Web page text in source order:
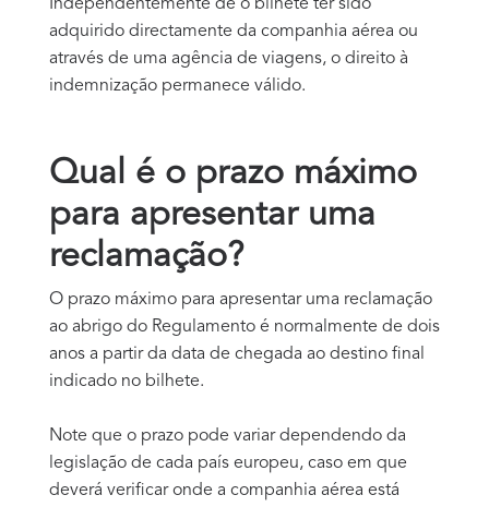
Independentemente de o bilhete ter sido
adquirido directamente da companhia aérea ou
através de uma agência de viagens, o direito à
indemnização permanece válido.
Qual é o prazo máximo
para apresentar uma
reclamação?
O prazo máximo para apresentar uma reclamação
ao abrigo do Regulamento é normalmente de dois
anos a partir da data de chegada ao destino final
indicado no bilhete.
Note que o prazo pode variar dependendo da
legislação de cada país europeu, caso em que
deverá verificar onde a companhia aérea está